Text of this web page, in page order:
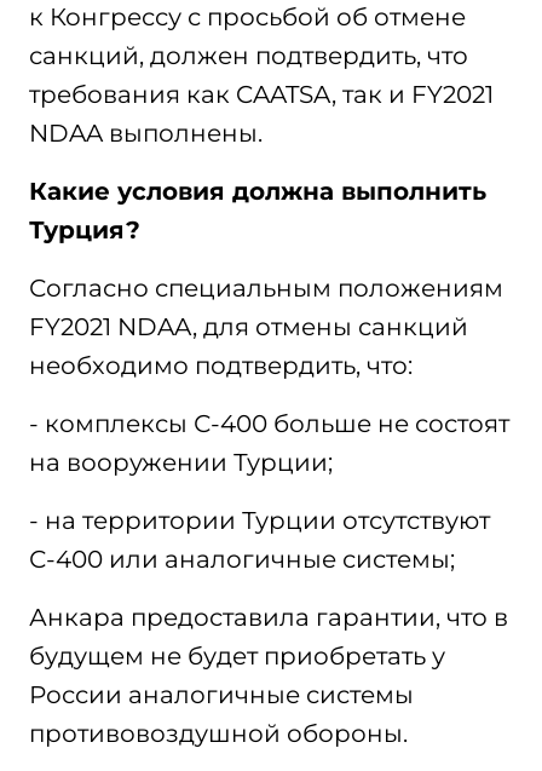
к Конгрессу с просьбой об отмене
санкций, должен подтвердить, что
требования как CAATSA, так и FY2021
NDAA выполнены.
Какие условия должна выполнить
Турция?
Согласно специальным положениям
FY2021 NDAA, для отмены санкций
необходимо подтвердить, что:
- комплексы С-400 больше не состоят
на вооружении Турции;
- на территории Турции отсутствуют
С-400 или аналогичные системы;
Анкара предоставила гарантии, что в
будущем не будет приобретать у
России аналогичные системы
противовоздушной обороны.